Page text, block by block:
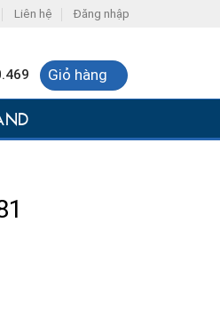
Liên hệ Đăng nhập
Giỏ hàng